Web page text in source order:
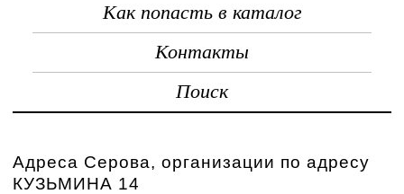
Как попасть в каталог
Контакты
Поиск
Адреса Серова, организации по адресу
КУЗЬМИНА 14